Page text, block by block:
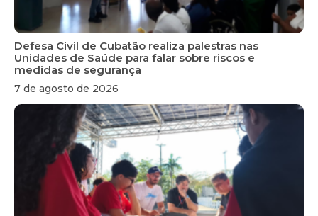
Defesa Civil de Cubatão realiza palestras nas
Unidades de Saúde para falar sobre riscos e
medidas de segurança
7 de agosto de 2026